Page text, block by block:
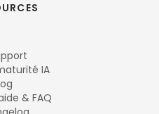
IA
& FAQ